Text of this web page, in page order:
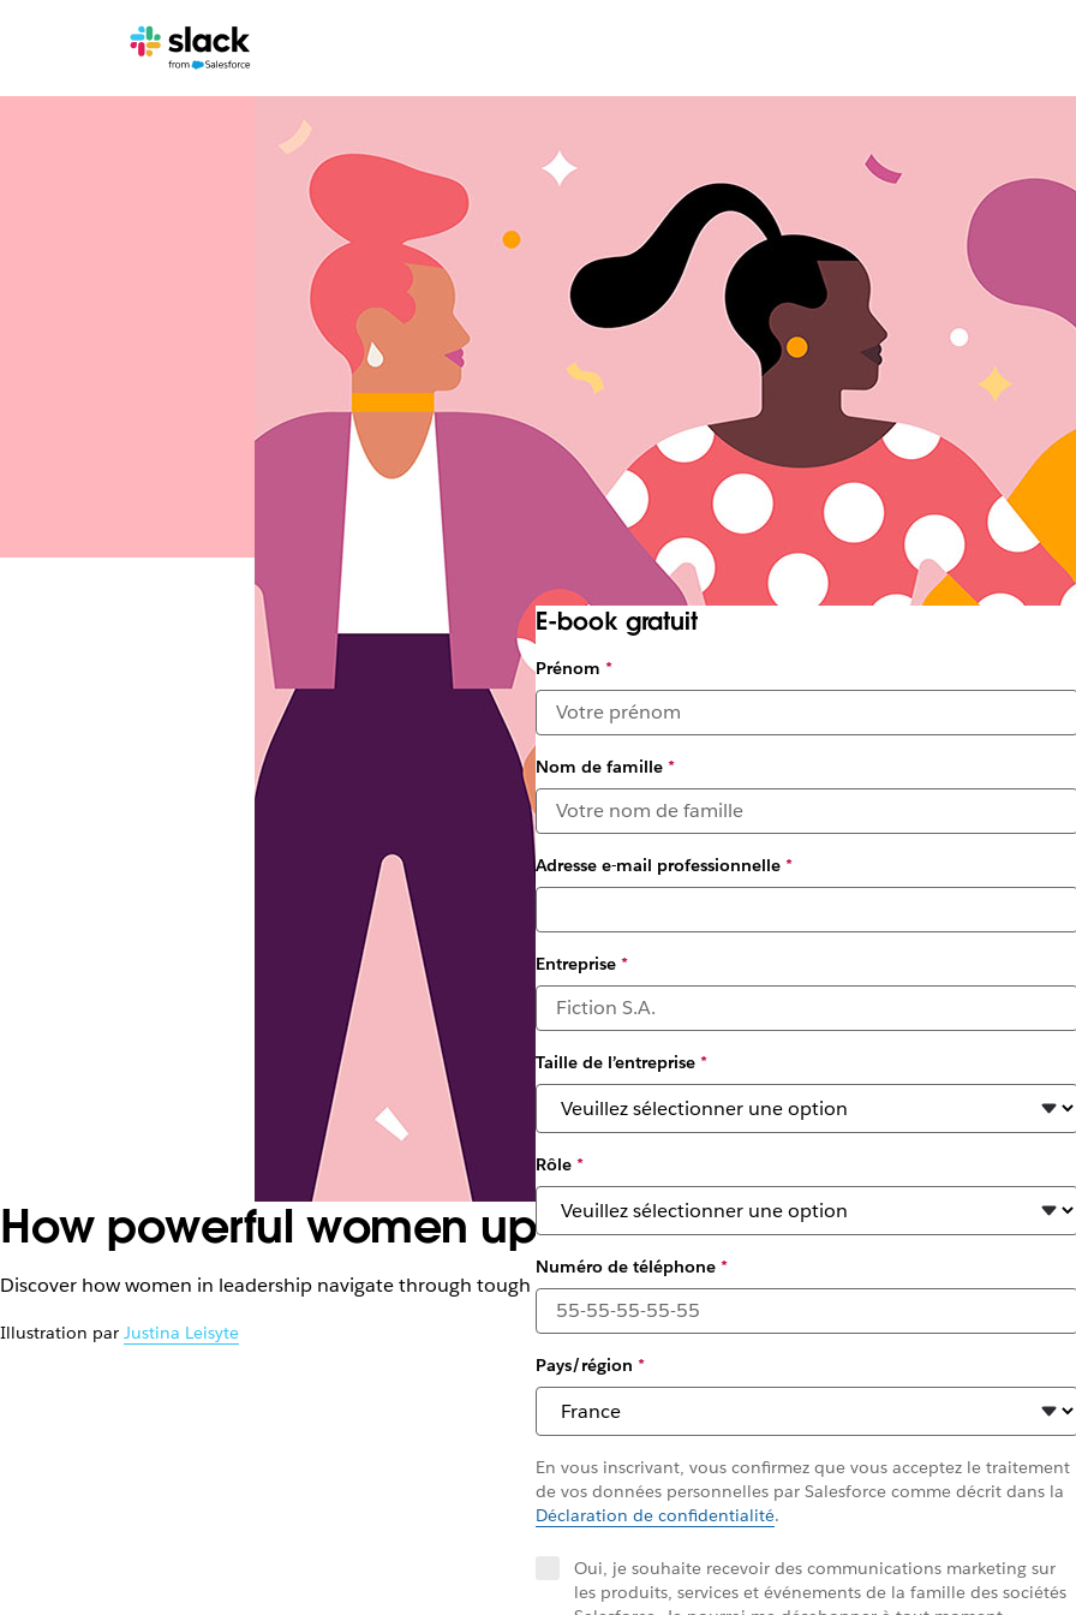
How powerful women uplift one another and
Discover how women in leadership navigate through tough times and overcome adversity
Illustration par Justina Leisyte
E-book gratuit
Prénom *
Nom de famille*
Adresse e-mail professionnelle*
Entreprise*
Taille de l’entreprise*
Rôle*
Numéro de téléphone*
Pays/région *
En vous inscrivant, vous confirmez que vous acceptez le traitement
de vos données personnelles par Salesforce comme décrit dans la
Déclaration de confidentialité.
Oui, je souhaite recevoir des communications marketing sur
les produits, services et événements de la famille des sociétés